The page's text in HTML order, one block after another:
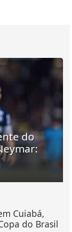
do
Cuiabá,
do Brasil